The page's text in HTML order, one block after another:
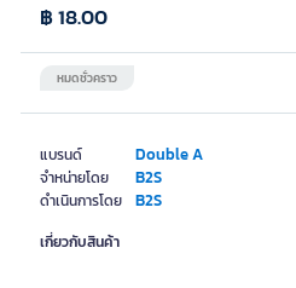
แบรนด์ Double A
จำหน่ายโดย B2S
ดำเนินการโดย B2S
หมดชั่วคราว
฿ 18.00
เกี่ยวกับสินค้า